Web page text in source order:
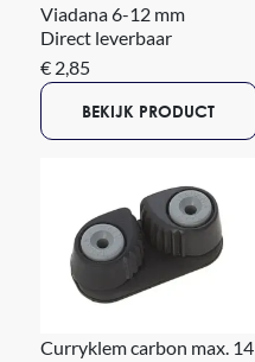
Viadana 6-12 mm
Direct leverbaar
€ 2,85
BEKIJK PRODUCT
Curryklem carbon max. 14